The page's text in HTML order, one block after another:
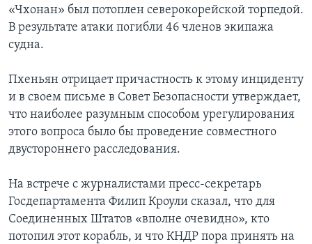
«Чхонан» был потоплен северокорейской торпедой.
В результате атаки погибли 46 членов экипажа
судна.
Пхеньян отрицает причастность к этому инциденту
и в своем письме в Совет Безопасности утверждает,
что наиболее разумным способом урегулирования
этого вопроса было бы проведение совместного
двустороннего расследования.
На встрече с журналистами пресс-секретарь
Госдепартамента Филип Кроули сказал, что для
Соединенных Штатов «вполне очевидно», кто
потопил этот корабль, и что КНДР пора принять на